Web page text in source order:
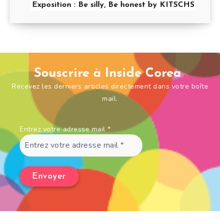
Exposition : Be silly, Be honest by KITSCHS
Souscrire à Inside Corea
Recevez les derniers articles directement dans votre boîte
mail.
Entrez votre adresse mail *